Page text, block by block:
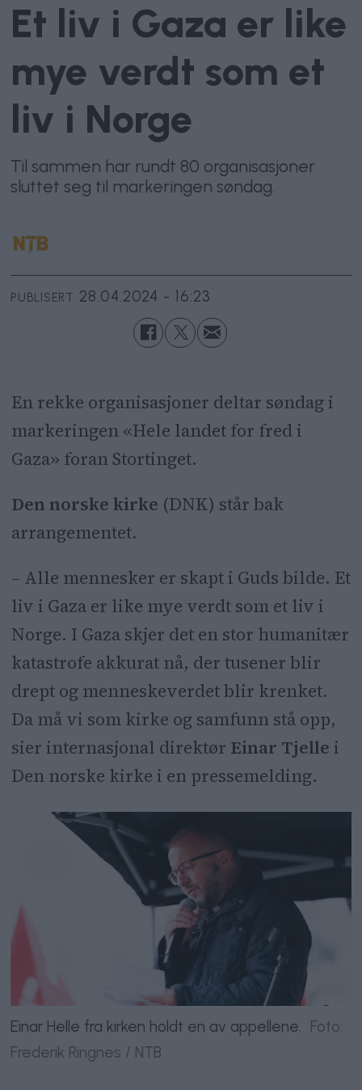
Et liv i Gaza er like
mye verdt som et
liv i Norge
Til sammen har rundt 80 organisasjoner
sluttet seg til markeringen søndag.
PUBLISERT 28.04.2024 - 16:23
En rekke organisasjoner deltar søndag i
markeringen «Hele landet for fred i
Gaza» foran Stortinget.
Den norske kirke (DNK) står bak
arrangementet.
– Alle mennesker er skapt i Guds bilde. Et
liv i Gaza er like mye verdt som et liv i
Norge. I Gaza skjer det en stor humanitær
katastrofe akkurat nå, der tusener blir
drept og menneskeverdet blir krenket.
Da må vi som kirke og samfunn stå opp,
sier internasjonal direktør Einar Tjelle i
Den norske kirke i en pressemelding.
Einar Helle fra kirken holdt en av appellene. Foto:
Frederik Ringnes / NTB